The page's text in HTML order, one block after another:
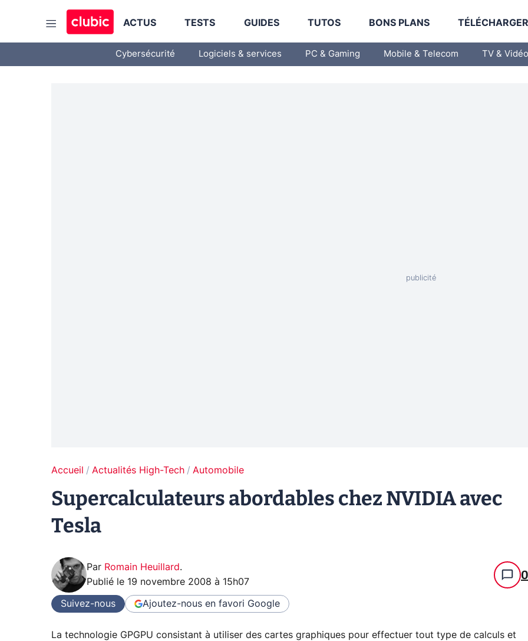
ACTUS TESTS GUIDES TUTOS BONS PLANS TÉLÉCHARGER
Cybersécurité Logiciels & services PC & Gaming Mobile & Telecom TV & Vidéo
Accueil Actualités High-Tech Automobile
Supercalculateurs abordables chez NVIDIA avec
Tesla
Par Romain Heuillard.
Publié le 19 novembre 2008 à 15h07 0
Suivez-nous Ajoutez-nous en favori Google
La technologie GPGPU consistant à utiliser des cartes graphiques pour effectuer tout type de calculs et